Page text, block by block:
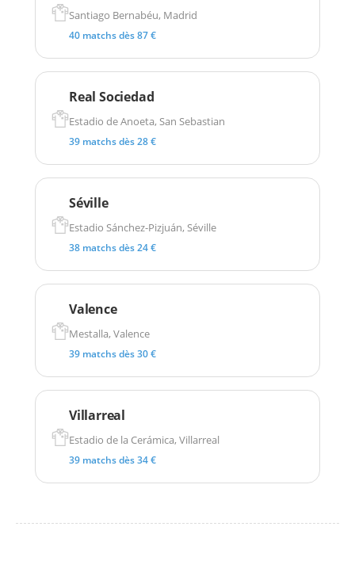
Santiago Bernabéu, Madrid
40 matchs dès 87 €
Real Sociedad
Estadio de Anoeta, San Sebastian
39 matchs dès 28 €
Séville
Estadio Sánchez-Pizjuán, Séville
38 matchs dès 24 €
Valence
Mestalla, Valence
39 matchs dès 30 €
Villarreal
Estadio de la Cerámica, Villarreal
39 matchs dès 34 €